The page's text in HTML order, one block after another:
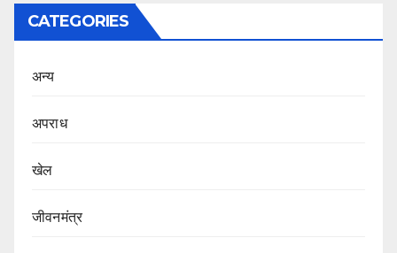
CATEGORIES
अन्य
अपराध
खेल
जीवनमंत्र